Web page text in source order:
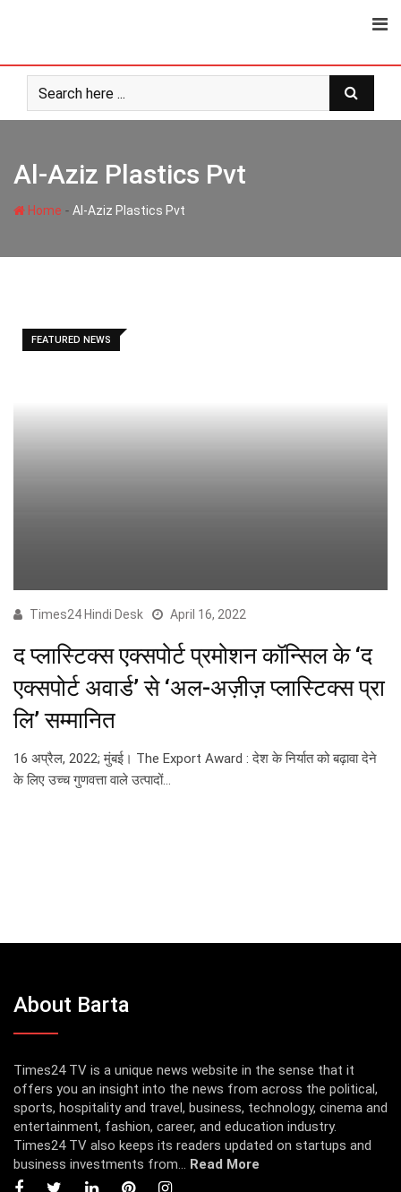
Al-Aziz Plastics Pvt
Home - Al-Aziz Plastics Pvt
FEATURED NEWS
Times24 Hindi Desk April 16, 2022
द प्लास्टिक्स एक्सपोर्ट प्रमोशन कॉन्सिल के ‘द
एक्सपोर्ट अवार्ड’ से ‘अल-अज़ीज़ प्लास्टिक्स प्रा
लि’ सम्मानित
16 अप्रैल, 2022; मुंबई। The Export Award : देश के निर्यात को बढ़ावा देने
के लिए उच्च गुणवत्ता वाले उत्पादों…
About Barta
Times24 TV is a unique news website in the sense that it
offers you an insight into the news from across the political,
sports, hospitality and travel, business, technology, cinema and
entertainment, fashion, career, and education industry.
Times24 TV also keeps its readers updated on startups and
business investments from... Read More